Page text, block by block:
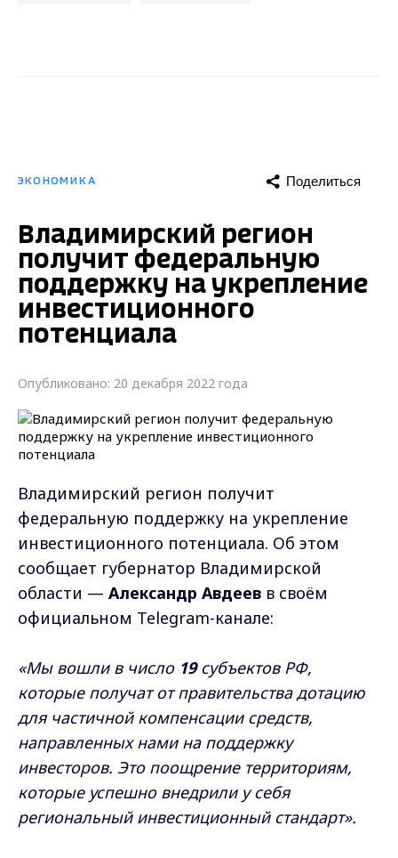
ЭКОНОМИКА Поделиться
Владимирский регион
получит федеральную
поддержку на укрепление
инвестиционного
потенциала
Опубликовано: 20 декабря 2022 года
Владимирский регион получит
федеральную поддержку на укрепление
инвестиционного потенциала. Об этом
сообщает губернатор Владимирской
области — Александр Авдеев в своём
официальном Telegram-канале:
«Мы вошли в число 19субъектов РФ,
которые получат от правительства дотацию
для частичной компенсации средств,
направленных нами на поддержку
инвесторов. Это поощрение территориям,
которые успешно внедрили у себя
региональный инвестиционный стандарт».